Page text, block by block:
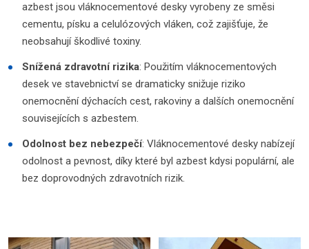
azbest jsou vláknocementové desky vyrobeny ze směsi
cementu, písku a celulózových vláken, což zajišťuje, že
neobsahují škodlivé toxiny.
Snížená zdravotní rizika: Použitím vláknocementových
desek ve stavebnictví se dramaticky snižuje riziko
onemocnění dýchacích cest, rakoviny a dalších onemocnění
souvisejících s azbestem.
Odolnost bez nebezpečí: Vláknocementové desky nabízejí
odolnost a pevnost, díky které byl azbest kdysi populární, ale
bez doprovodných zdravotních rizik.